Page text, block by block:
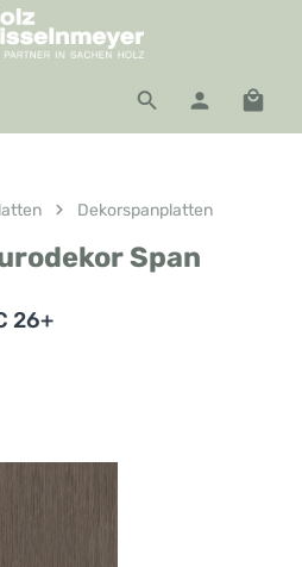
Dekorspanplatten
Span
26+